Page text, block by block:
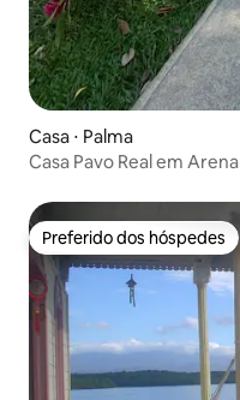
Casa ⋅ Palma
Casa Pavo Real em Arenal
Preferido dos hóspedes
Preferido dos hóspedes